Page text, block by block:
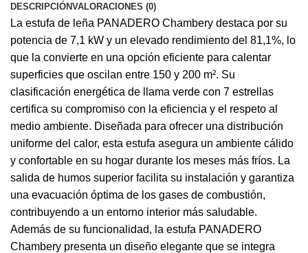
DESCRIPCIÓNVALORACIONES (0)
La estufa de leña PANADERO Chambery destaca por su
potencia de 7,1 kW y un elevado rendimiento del 81,1%, lo
que la convierte en una opción eficiente para calentar
superficies que oscilan entre 150 y 200 m². Su
clasificación energética de llama verde con 7 estrellas
certifica su compromiso con la eficiencia y el respeto al
medio ambiente. Diseñada para ofrecer una distribución
uniforme del calor, esta estufa asegura un ambiente cálido
y confortable en su hogar durante los meses más fríos. La
salida de humos superior facilita su instalación y garantiza
una evacuación óptima de los gases de combustión,
contribuyendo a un entorno interior más saludable.
Además de su funcionalidad, la estufa PANADERO
Chambery presenta un diseño elegante que se integra